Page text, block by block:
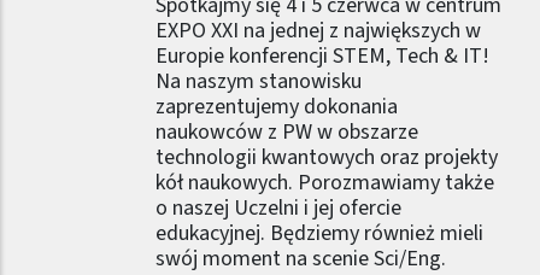
EXPO XXI na jednej z największych w
Europie konferencji STEM, Tech & IT!
Na naszym stanowisku
zaprezentujemy dokonania
naukowców z PW w obszarze
technologii kwantowych oraz projekty
kół naukowych. Porozmawiamy także
o naszej Uczelni i jej ofercie
edukacyjnej. Będziemy również mieli
swój moment na scenie Sci/Eng.